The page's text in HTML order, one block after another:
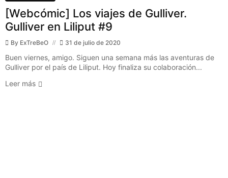
[Webcómic] Los viajes de Gulliver.
Gulliver en Liliput #9
By ExTreBeO 31 de julio de 2020
Buen viernes, amigo. Siguen una semana más las aventuras de
Gulliver por el país de Liliput. Hoy finaliza su colaboración...
Leer más